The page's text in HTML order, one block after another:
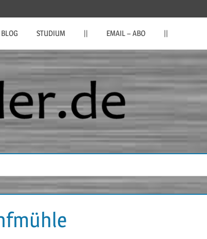
BLOG STUDIUM || EMAIL – ABO ||